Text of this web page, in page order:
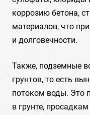
коррозию бетона,
материалов, что
и долговечности.
Также, подземные
грунтов, то есть
потоком воды. Это
в грунте,